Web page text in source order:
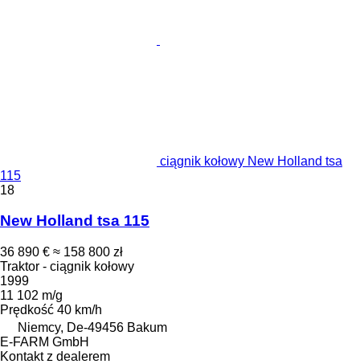
ciągnik kołowy New Holland tsa
115
18
New Holland tsa 115
36 890 € ≈ 158 800 zł
Traktor - ciągnik kołowy
1999
11 102 m/g
Prędkość 40 km/h
Niemcy, De-49456 Bakum
E-FARM GmbH
Kontakt z dealerem